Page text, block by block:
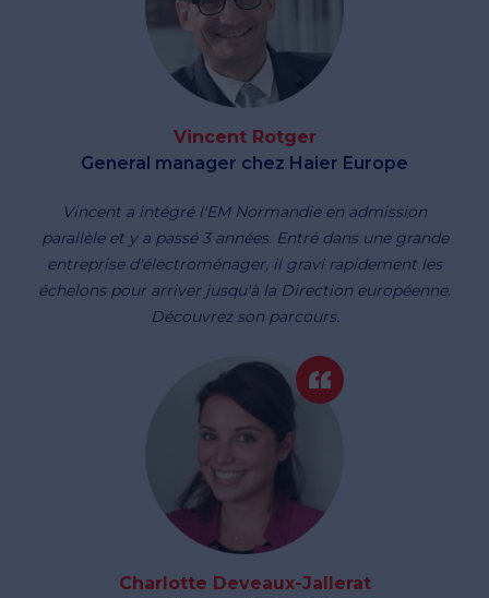
Vincent Rotger
General manager chez Haier Europe
Vincent a intégré l'EM Normandie en admission
parallèle et y a passé 3 années. Entré dans une grande
entreprise d'électroménager, il gravi rapidement les
échelons pour arriver jusqu'à la Direction européenne.
Découvrez son parcours.
Charlotte Deveaux-Jallerat